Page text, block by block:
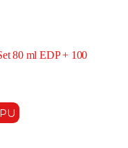
80 ml EDP + 100